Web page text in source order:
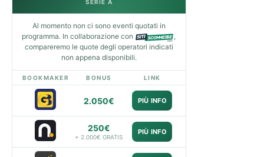
SERIE A
Al momento non ci sono eventi quotati in
programma. In collaborazione con
,
compareremo le quote degli operatori indicati
non appena disponibili.
BOOKMAKER BONUS LINK
2.050€ PIÙ INFO
250€
+ 2.000€ GRATIS
PIÙ INFO